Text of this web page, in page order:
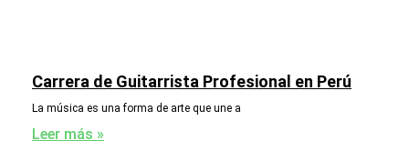
Carrera de Guitarrista Profesional en Perú
La música es una forma de arte que une a
Leer más »